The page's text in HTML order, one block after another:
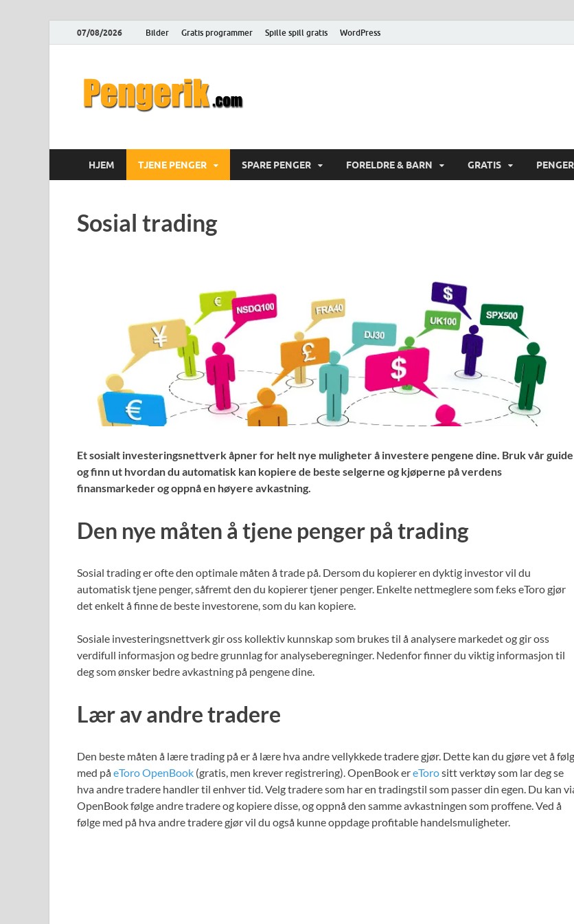
07/08/2026 Bilder Gratis programmer Spille spill gratis WordPress
HJEM TJENE PENGER SPARE PENGER FORELDRE & BARN GRATIS
Sosial trading
Et sosialt investeringsnettverk åpner for helt nye muligheter å investere pengene dine. Bruk vår guide
og finn ut hvordan du automatisk kan kopiere de beste selgerne og kjøperne på verdens
finansmarkeder og oppnå en høyere avkastning.
Den nye måten å tjene penger på trading
Sosial trading er ofte den optimale måten å trade på. Dersom du kopierer en dyktig investor vil du
automatisk tjene penger, såfremt den du kopierer tjener penger. Enkelte nettmeglere som f.eks eToro gjør
det enkelt å finne de beste investorene, som du kan kopiere.
Sosiale investeringsnettverk gir oss kollektiv kunnskap som brukes til å analysere markedet og gir oss
verdifull informasjon og bedre grunnlag for analyseberegninger. Nedenfor finner du viktig informasjon til
deg som ønsker bedre avkastning på pengene dine.
Lær av andre tradere
Den beste måten å lære trading på er å lære hva andre vellykkede tradere gjør. Dette kan du gjøre vet å
med påeToro OpenBook (gratis, men krever registrering). OpenBook ereTorositt verktøy som lar deg se
hva andre tradere handler til enhver tid. Velg tradere som har en tradingstil som passer din egen. Du kan
OpenBook følge andre tradere og kopiere disse, og oppnå den samme avkastningen som proffene. Ved å
følge med på hva andre tradere gjør vil du også kunne oppdage profitable handelsmuligheter.